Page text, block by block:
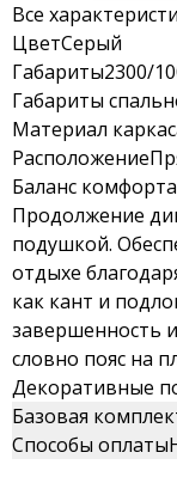
Все
ЦветСерый
Габариты2300/
Габариты
Материал
Расположение
Баланс
Продолжение
подушкой.
отдыхе
как кант и
завершенность
словно пояс на
Декоративные
Базовая
Способы оплаты